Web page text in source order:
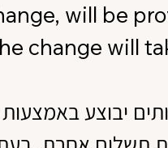
will be
change will
יבוצע